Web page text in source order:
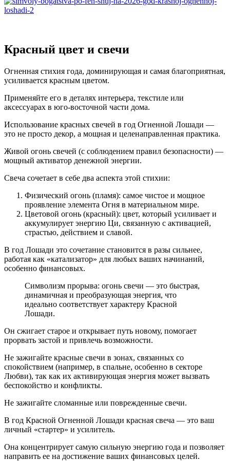
Красный цвет и свечи
Огненная стихия года, доминирующая и самая благоприятная,
усиливается красным цветом.
Применяйте его в деталях интерьера, текстиле или
аксессуарах в юго-восточной части дома.
Использование красных свечей в год Огненной Лошади —
это не просто декор, а мощная и целенаправленная практика.
Живой огонь свечей (с соблюдением правил безопасности) —
мощный активатор денежной энергии.
Свеча сочетает в себе два аспекта этой стихии:
Физический огонь (пламя): самое чистое и мощное
проявление элемента Огня в материальном мире.
Цветовой огонь (красный): цвет, который усиливает и
аккумулирует энергию Ци, связанную с активацией,
страстью, действием и славой.
В год Лошади это сочетание становится в разы сильнее,
работая как «катализатор» для любых ваших начинаний,
особенно финансовых.
Символизм прорыва: огонь свечи — это быстрая,
динамичная и преобразующая энергия, что
идеально соответствует характеру Красной
Лошади.
Он сжигает старое и открывает путь новому, помогает
прорвать застой и привлечь возможности.
Не зажигайте красные свечи в зонах, связанных со
спокойствием (например, в спальне, особенно в секторе
Любви), так как их активирующая энергия может вызвать
беспокойство и конфликты.
Не зажигайте сломанные или поврежденные свечи.
В год Красной Огненной Лошади красная свеча — это ваш
личный «стартер» и усилитель.
Она концентрирует самую сильную энергию года и позволяет
направить ее на достижение ваших финансовых целей.